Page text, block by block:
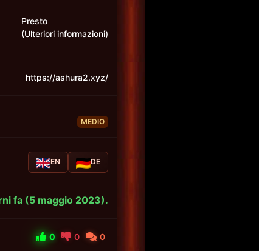
Presto
(Ulteriori informazioni)
https://ashura2.xyz/
MEDIO
EN DE
fa (5 maggio 2023).
0 0 0